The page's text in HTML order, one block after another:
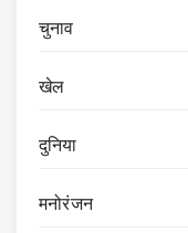
चुनाव
खेल
दुनिया
मनोरंजन